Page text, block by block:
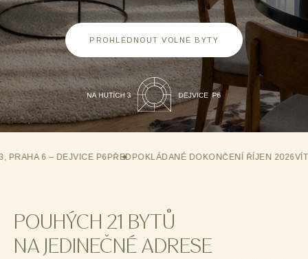
PROHLÉDNOUT VOLNÉ BYTY
6 – DEJVICE P6PŘEDPOKLÁDANÉ DOKONČENÍ ŘÍJEN 2026
POUHÝCH 21 BYTŮ
NA JEDINEČNÉ ADRESE